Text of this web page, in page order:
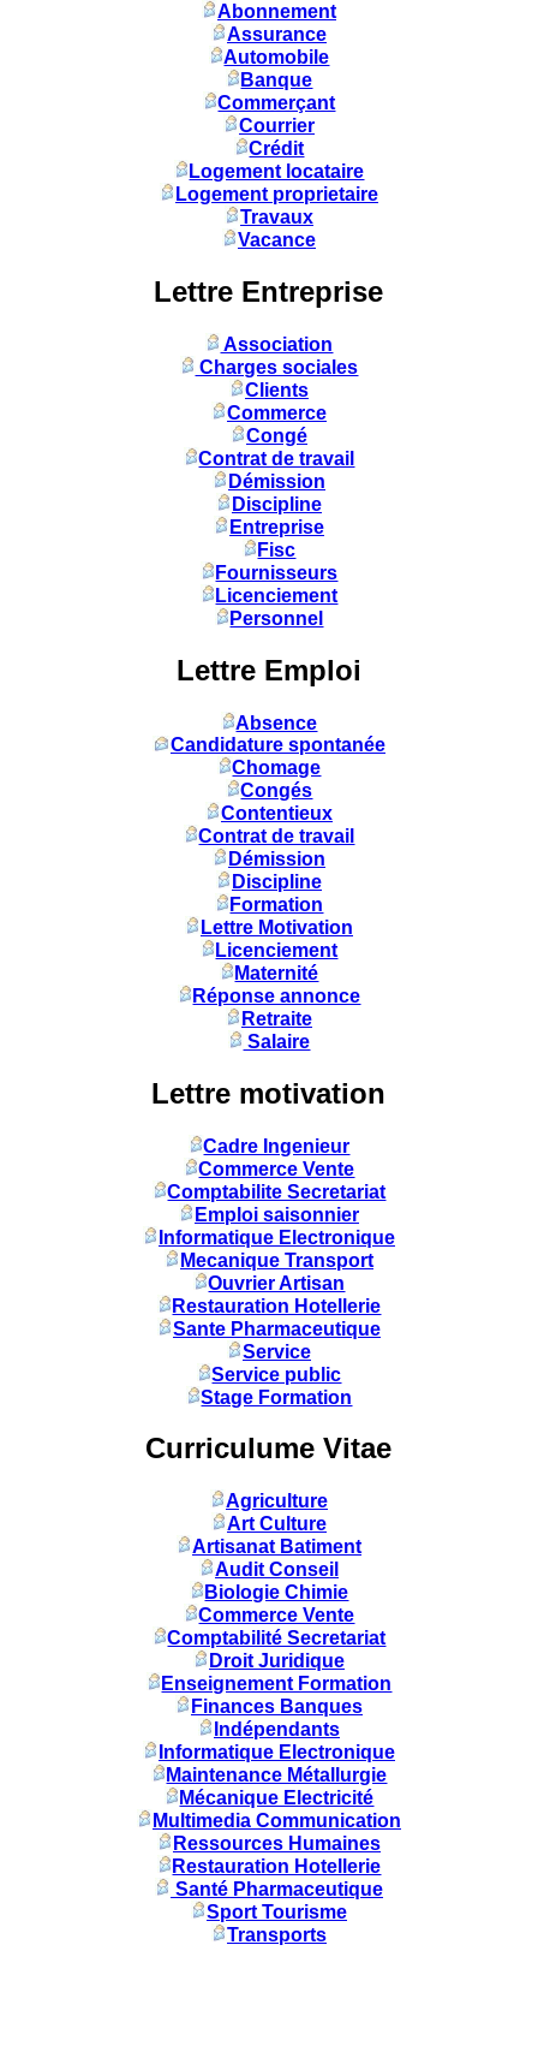
Abonnement
Assurance
Automobile
Banque
Commerçant
Courrier
Crédit
Logement locataire
Logement proprietaire
Travaux
Vacance
Lettre Entreprise
Association
Charges sociales
Clients
Commerce
Congé
Contrat de travail
Démission
Discipline
Entreprise
Fisc
Fournisseurs
Licenciement
Personnel
Lettre Emploi
Absence
Candidature spontanée
Chomage
Congés
Contentieux
Contrat de travail
Démission
Discipline
Formation
Lettre Motivation
Licenciement
Maternité
Réponse annonce
Retraite
Salaire
Lettre motivation
Cadre Ingenieur
Commerce Vente
Comptabilite Secretariat
Emploi saisonnier
Informatique Electronique
Mecanique Transport
Ouvrier Artisan
Restauration Hotellerie
Sante Pharmaceutique
Service
Service public
Stage Formation
Curriculume Vitae
Agriculture
Art Culture
Artisanat Batiment
Audit Conseil
Biologie Chimie
Commerce Vente
Comptabilité Secretariat
Droit Juridique
Enseignement Formation
Finances Banques
Indépendants
Informatique Electronique
Maintenance Métallurgie
Mécanique Electricité
Multimedia Communication
Ressources Humaines
Restauration Hotellerie
Santé Pharmaceutique
Sport Tourisme
Transports